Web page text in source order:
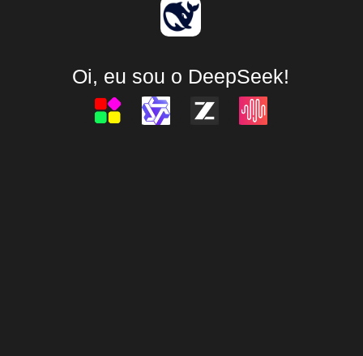
Oi, eu sou o DeepSeek!